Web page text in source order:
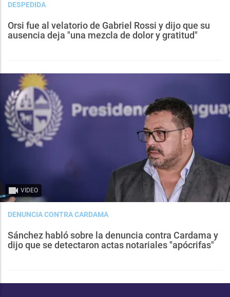
DESPEDIDA
Orsi fue al velatorio de Gabriel Rossi y dijo que su
ausencia deja "una mezcla de dolor y gratitud"
VIDEO
DENUNCIA CONTRA CARDAMA
Sánchez habló sobre la denuncia contra Cardama y
dijo que se detectaron actas notariales "apócrifas"